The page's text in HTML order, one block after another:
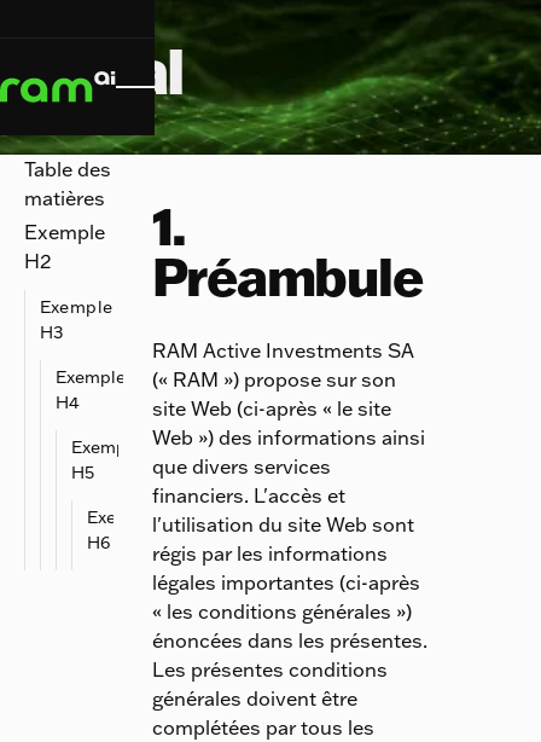
Légal
Table des
matières
Exemple
H2
Exemple
H3
Exemple
H4
Exemple
H5
Exemple
H6
1.
Préambule
RAM Active Investments SA
(« RAM ») propose sur son
site Web (ci-après « le site
Web ») des informations ainsi
que divers services
financiers. L'accès et
l'utilisation du site Web sont
régis par les informations
légales importantes (ci-après
« les conditions générales »)
énoncées dans les présentes.
Les présentes conditions
générales doivent être
complétées par tous les